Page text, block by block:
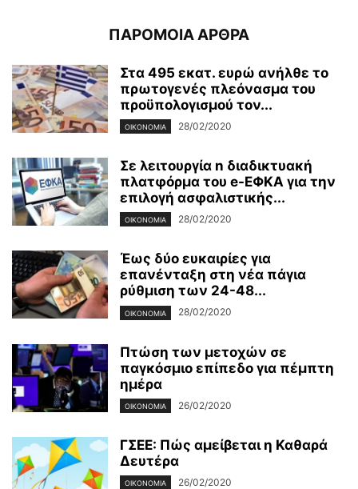
ΠΑΡΟΜΟΙΑ ΑΡΘΡΑ
Στα 495 εκατ. ευρώ ανήλθε το
πρωτογενές πλεόνασμα του
προϋπολογισμού τον...
ΟΙΚΟΝΟΜΊΑ 28/02/2020
Σε λειτουργία n διαδικτυακή
πλατφόρμα του e-ΕΦΚΑ για την
επιλογή ασφαλιστικής...
ΟΙΚΟΝΟΜΊΑ 28/02/2020
Έως δύο ευκαιρίες για
επανένταξη στη νέα πάγια
ρύθμιση των 24-48...
ΟΙΚΟΝΟΜΊΑ 28/02/2020
Πτώση των μετοχών σε
παγκόσμιο επίπεδο για πέμπτη
ημέρα
ΟΙΚΟΝΟΜΊΑ 26/02/2020
ΓΣΕΕ: Πώς αμείβεται η Καθαρά
Δευτέρα
ΟΙΚΟΝΟΜΊΑ 26/02/2020